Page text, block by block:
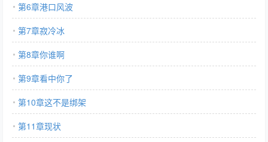
第6章港口风波
第7章寂冷冰
第8章你谁啊
第9章看中你了
第10章这不是绑架
第11章现状